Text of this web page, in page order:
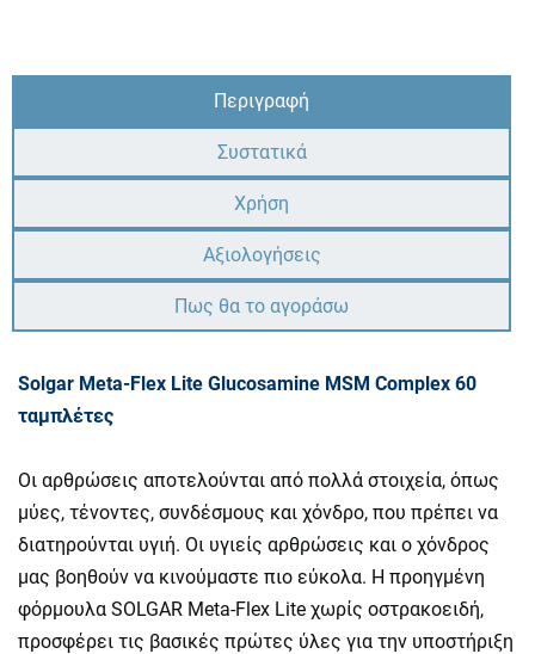
Περιγραφή
Συστατικά
Χρήση
Αξιολογήσεις
Πως θα το αγοράσω
Solgar Meta-Flex Lite Glucosamine MSM Complex 60
ταμπλέτες
Οι αρθρώσεις αποτελούνται από πολλά στοιχεία, όπως
μύες, τένοντες, συνδέσμους και χόνδρο, που πρέπει να
διατηρούνται υγιή. Οι υγιείς αρθρώσεις και ο χόνδρος
μας βοηθούν να κινούμαστε πιο εύκολα. H προηγμένη
φόρμουλα SOLGAR Meta-Flex Lite χωρίς οστρακοειδή,
προσφέρει τις βασικές πρώτες ύλες για την υποστήριξη